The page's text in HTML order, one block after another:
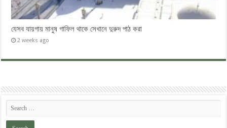
যেসব যায়গায় মানুষ গাফিল থাকে সেখানে দুরুদ পাঠ করা
2 weeks ago